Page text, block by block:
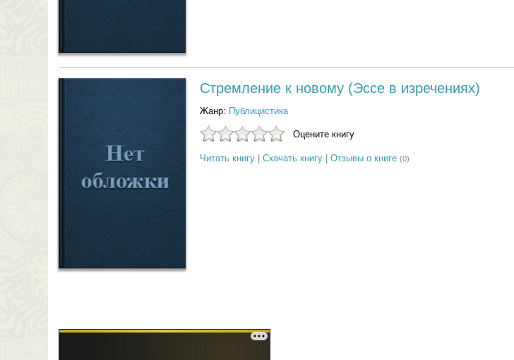
Стремление к новому (Эссе в изречениях)
Жанр: Публицистика
Оцените книгу
Читать книгу| Скачать книгу| Отзывы о книге (0)